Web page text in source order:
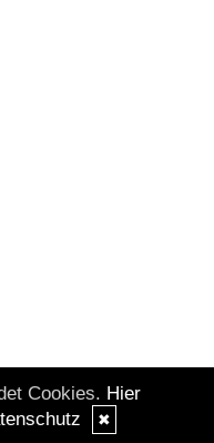
Cookies. Hier
✖